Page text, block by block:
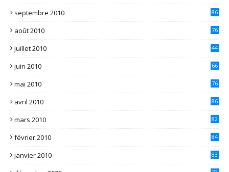
septembre 2010 86
août 2010 76
juillet 2010 44
juin 2010 66
mai 2010 76
avril 2010 86
mars 2010 82
février 2010 84
janvier 2010 83